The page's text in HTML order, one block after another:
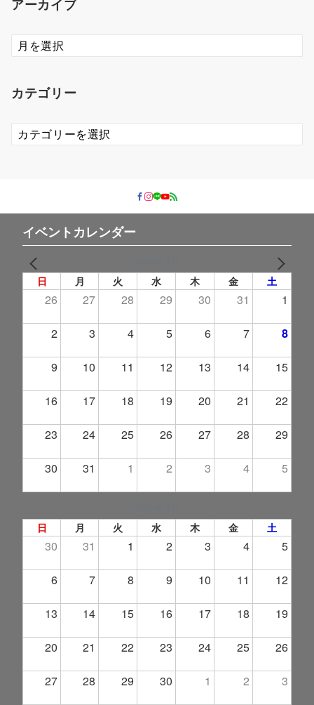
アーカイブ
ア
ー
ブ
カテゴリー
カ
テ
イベントカレンダー
日 月 火 水 木 金 土
26 27 28 29 30 31 1
2 3 4 5 6 7 8
9 10 11 12 13 14 15
16 17 18 19 20 21 22
23 24 25 26 27 28 29
30 31 1 2 3 4 5
日 月 火 水 木 金 土
30 31 1 2 3 4 5
6 7 8 9 10 11 12
13 14 15 16 17 18 19
20 21 22 23 24 25 26
27 28 29 30 1 2 3